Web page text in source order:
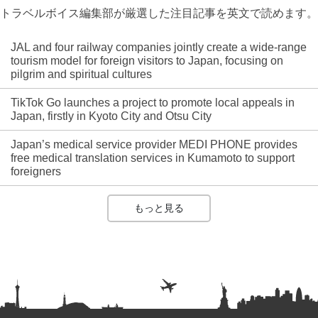
トラベルボイス編集部が厳選した注目記事を英文で読めます。
JAL and four railway companies jointly create a wide-range
tourism model for foreign visitors to Japan, focusing on
pilgrim and spiritual cultures
TikTok Go launches a project to promote local appeals in
Japan, firstly in Kyoto City and Otsu City
Japan’s medical service provider MEDI PHONE provides
free medical translation services in Kumamoto to support
foreigners
もっと見る